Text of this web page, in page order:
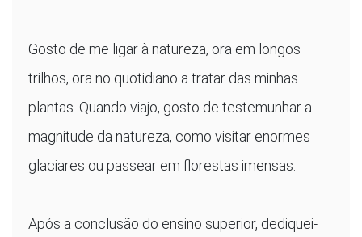
Gosto de me ligar à natureza, ora em longos
trilhos, ora no quotidiano a tratar das minhas
plantas. Quando viajo, gosto de testemunhar a
magnitude da natureza, como visitar enormes
glaciares ou passear em florestas imensas.
Após a conclusão do ensino superior, dediquei-